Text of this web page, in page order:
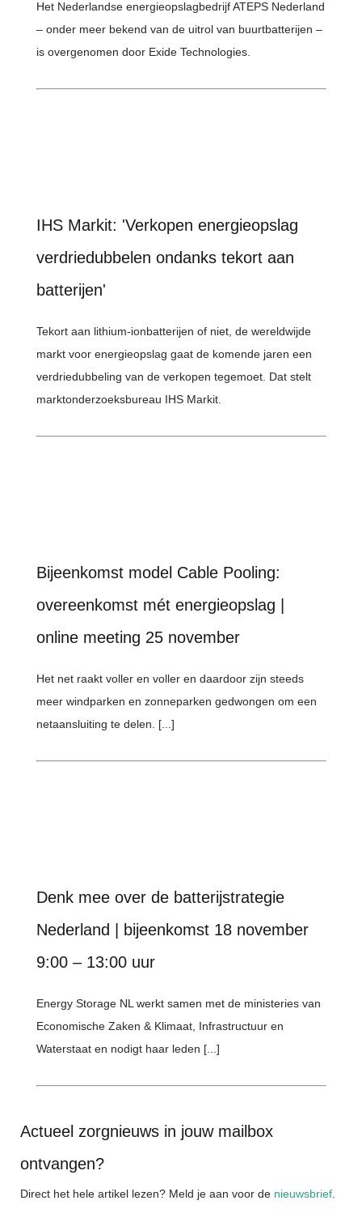
Het Nederlandse energieopslagbedrijf ATEPS Nederland
– onder meer bekend van de uitrol van buurtbatterijen –
is overgenomen door Exide Technologies.
IHS Markit: 'Verkopen energieopslag
verdriedubbelen ondanks tekort aan
batterijen'
Tekort aan lithium-ionbatterijen of niet, de wereldwijde
markt voor energieopslag gaat de komende jaren een
verdriedubbeling van de verkopen tegemoet. Dat stelt
marktonderzoeksbureau IHS Markit.
Bijeenkomst model Cable Pooling:
overeenkomst mét energieopslag |
online meeting 25 november
Het net raakt voller en voller en daardoor zijn steeds
meer windparken en zonneparken gedwongen om een
netaansluiting te delen. [...]
Denk mee over de batterijstrategie
Nederland | bijeenkomst 18 november
9:00 – 13:00 uur
Energy Storage NL werkt samen met de ministeries van
Economische Zaken & Klimaat, Infrastructuur en
Waterstaat en nodigt haar leden [...]
Actueel zorgnieuws in jouw mailbox
ontvangen?
Direct het hele artikel lezen? Meld je aan voor de nieuwsbrief